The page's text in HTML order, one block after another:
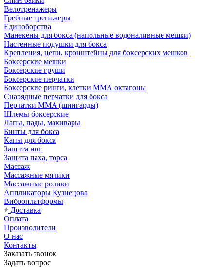
Велотренажеры
Гребные тренажеры
Единоборства
Манекены для бокса (напольные водоналивные мешки)
Настенные подушки для бокса
Крепления, цепи, кронштейны для боксерских мешков
Боксерские мешки
Боксерские груши
Боксерские перчатки
Боксерские ринги, клетки ММА октагоны
Снарядные перчатки для бокса
Перчатки MMA (шингарды)
Шлемы боксерские
Лапы, пады, макивары
Бинты для бокса
Капы для бокса
Защита ног
Защита паха, торса
Массаж
Массажные мячики
Массажные ролики
Аппликаторы Кузнецова
Виброплатформы
Доставка
Оплата
Производители
О нас
Контакты
Заказать звонок
Задать вопрос